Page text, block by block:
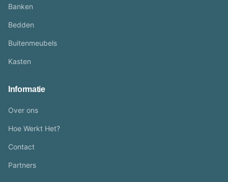
Banken
Bedden
Buitenmeubels
Kasten
Informatie
Over ons
Hoe Werkt Het?
Contact
Partners